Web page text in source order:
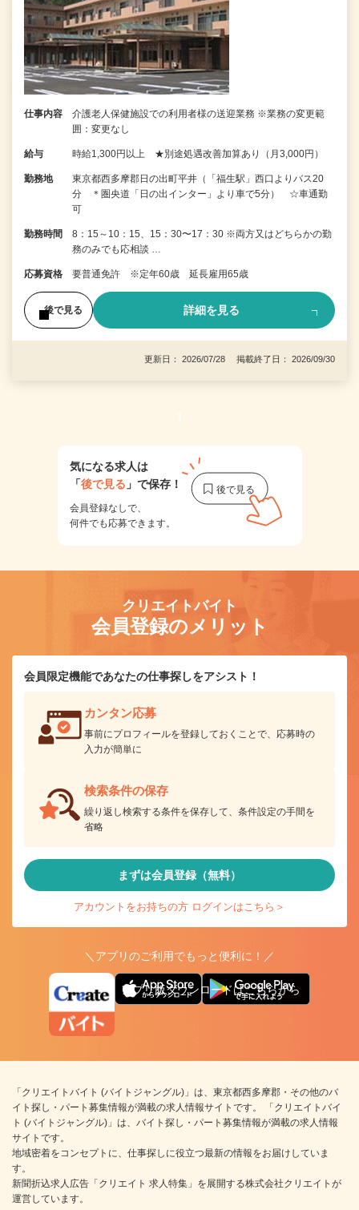
仕事内容
介護老人保健施設での利用者様の送迎業務 ※業務の変更範
囲：変更なし
給与 時給1,300円以上 ★別途処遇改善加算あり（月3,000円）
勤務地
東京都西多摩郡日の出町平井（「福生駅」西口よりバス20
分 ＊圏央道「日の出インター」より車で5分） ☆車通勤
可
勤務時間
8：15～10：15、15：30〜17：30 ※両方又はどちらかの勤
務のみでも応相談 …
応募資格 要普通免許 ※定年60歳 延長雇用65歳
後で見る 詳細を見る
更新日： 2026/07/28 掲載終了日： 2026/09/30
1
気になる求人は
「後で見る 」で保存！
会員登録なしで、
何件でも応募できます。
クリエイトバイト
会員登録のメリット
会員限定機能であなたの仕事探しをアシスト！
カンタン応募
事前にプロフィールを登録しておくことで、応募時の
入力が簡単に
検索条件の保存
繰り返し検索する条件を保存して、条件設定の手間を
省略
まずは会員登録（無料）
アカウントをお持ちの方 ログインはこちら＞
＼アプリのご利用でもっと便利に！／
アプリ版ダウンロードはこちらから
「クリエイトバイト (バイトジャングル)」は、東京都西多摩郡・その他のバ
イト探し・パート募集情報が満載の求人情報サイトです。 「クリエイトバイ
ト (バイトジャングル)」は、バイト探し・パート募集情報が満載の求人情報
サイトです。
地域密着をコンセプトに、仕事探しに役立つ最新の情報をお届けしていま
す。
新聞折込求人広告「クリエイト 求人特集」を展開する株式会社クリエイトが
運営しています。